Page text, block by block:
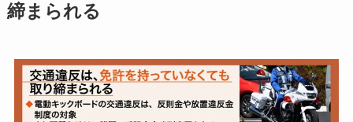
締まられる